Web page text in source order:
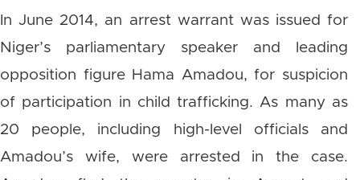
In June 2014, an arrest warrant was issued for
Niger’s parliamentary speaker and leading
opposition figure Hama Amadou, for suspicion
of participation in child trafficking. As many as
20 people, including high-level officials and
Amadou’s wife, were arrested in the case.